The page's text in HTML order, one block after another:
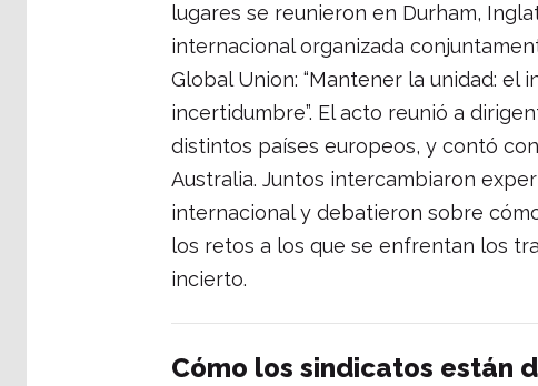
lugares se reunieron en Durham,
internacional organizada
Global Union: “Mantener la unidad:
incertidumbre”. El acto reunió a
distintos países europeos, y contó
Australia. Juntos intercambiaron
internacional y debatieron sobre
los retos a los que se enfrentan los
incierto.
Cómo los sindicatos están